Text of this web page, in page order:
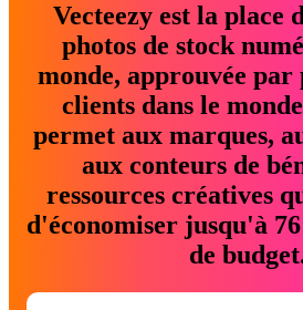
Vecteezy est la place
photos de stock
monde, approuvée par
clients dans le
permet aux marques,
aux conteurs de
ressources créatives
d'économiser jusqu'à
de